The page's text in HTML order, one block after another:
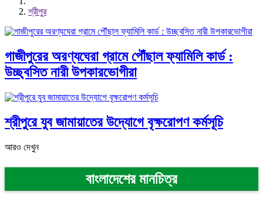
শ্রীপুর
গাজীপুরের অরণ্যঘেরা গ্রামে পৌঁছাল ফ্যামিলি কার্ড :
উচ্ছ্বসিত নারী উপকারভোগীরা
শ্রীপুরে যুব জামায়াতের উদ্যোগে বৃক্ষরোপণ কর্মসূচি
আরও দেখুন
বাংলাদেশের মানচিত্র